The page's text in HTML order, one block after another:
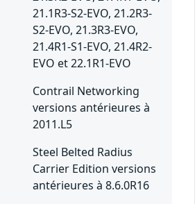
21.1R3-S2-EVO, 21.2R3-
S2-EVO, 21.3R3-EVO,
21.4R1-S1-EVO, 21.4R2-
EVO et 22.1R1-EVO
Contrail Networking
versions antérieures à
2011.L5
Steel Belted Radius
Carrier Edition versions
antérieures à 8.6.0R16